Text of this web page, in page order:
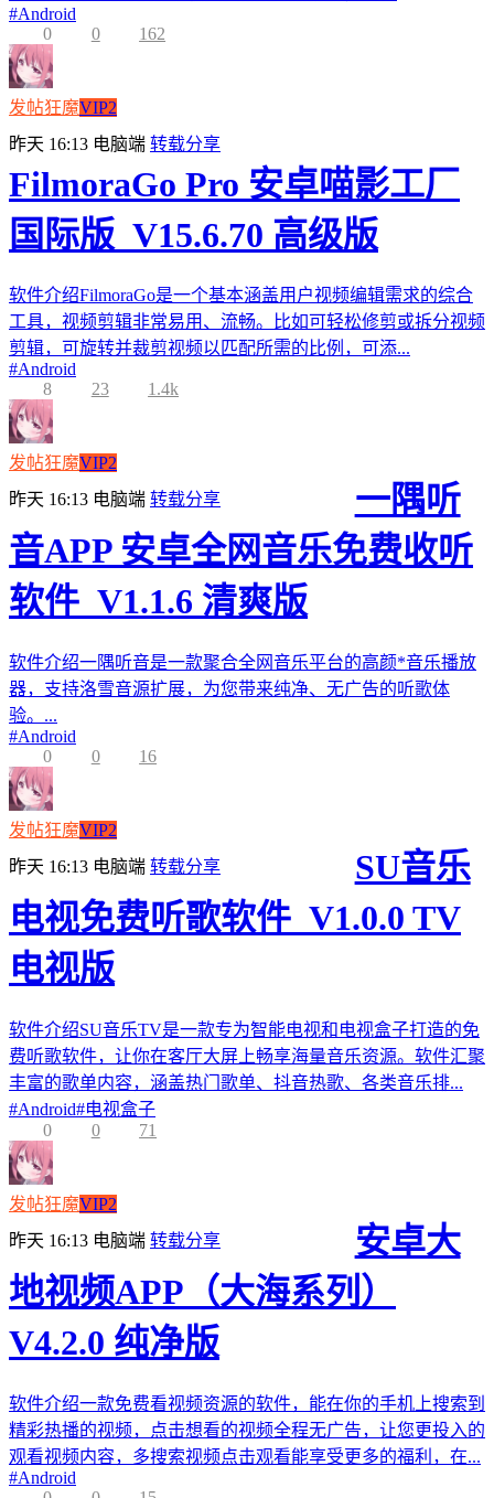
#Android
0
0 162
发帖狂魔VIP2
昨天 16:13 电脑端 转载分享
FilmoraGo Pro 安卓喵影工厂
国际版_V15.6.70 高级版
软件介绍FilmoraGo是一个基本涵盖用户视频编辑需求的综合
工具，视频剪辑非常易用、流畅。比如可轻松修剪或拆分视频
剪辑，可旋转并裁剪视频以匹配所需的比例，可添...
#Android
8
23 1.4k
发帖狂魔VIP2
昨天 16:13 电脑端 转载分享
一隅听
音APP 安卓全网音乐免费收听
软件_V1.1.6 清爽版
软件介绍一隅听音是一款聚合全网音乐平台的高颜*音乐播放
器，支持洛雪音源扩展，为您带来纯净、无广告的听歌体
验。...
#Android
0
0 16
发帖狂魔VIP2
昨天 16:13 电脑端 转载分享
SU音乐
电视免费听歌软件_V1.0.0 TV
电视版
软件介绍SU音乐TV是一款专为智能电视和电视盒子打造的免
费听歌软件，让你在客厅大屏上畅享海量音乐资源。软件汇聚
丰富的歌单内容，涵盖热门歌单、抖音热歌、各类音乐排...
#Android#电视盒子
0
0 71
发帖狂魔VIP2
昨天 16:13 电脑端 转载分享
安卓大
地视频APP（大海系列）
V4.2.0 纯净版
软件介绍一款免费看视频资源的软件，能在你的手机上搜索到
精彩热播的视频，点击想看的视频全程无广告，让您更投入的
观看视频内容，多搜索视频点击观看能享受更多的福利，在...
#Android